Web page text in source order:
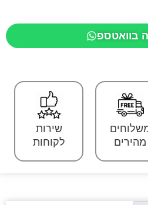
בוואטספ
מהירים
שירות
לקוחות